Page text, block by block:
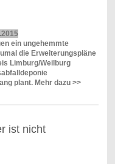
ein ungehemmte
die Erweiterungspläne
Limburg/Weilburg
plant. Mehr dazu >>
ist nicht